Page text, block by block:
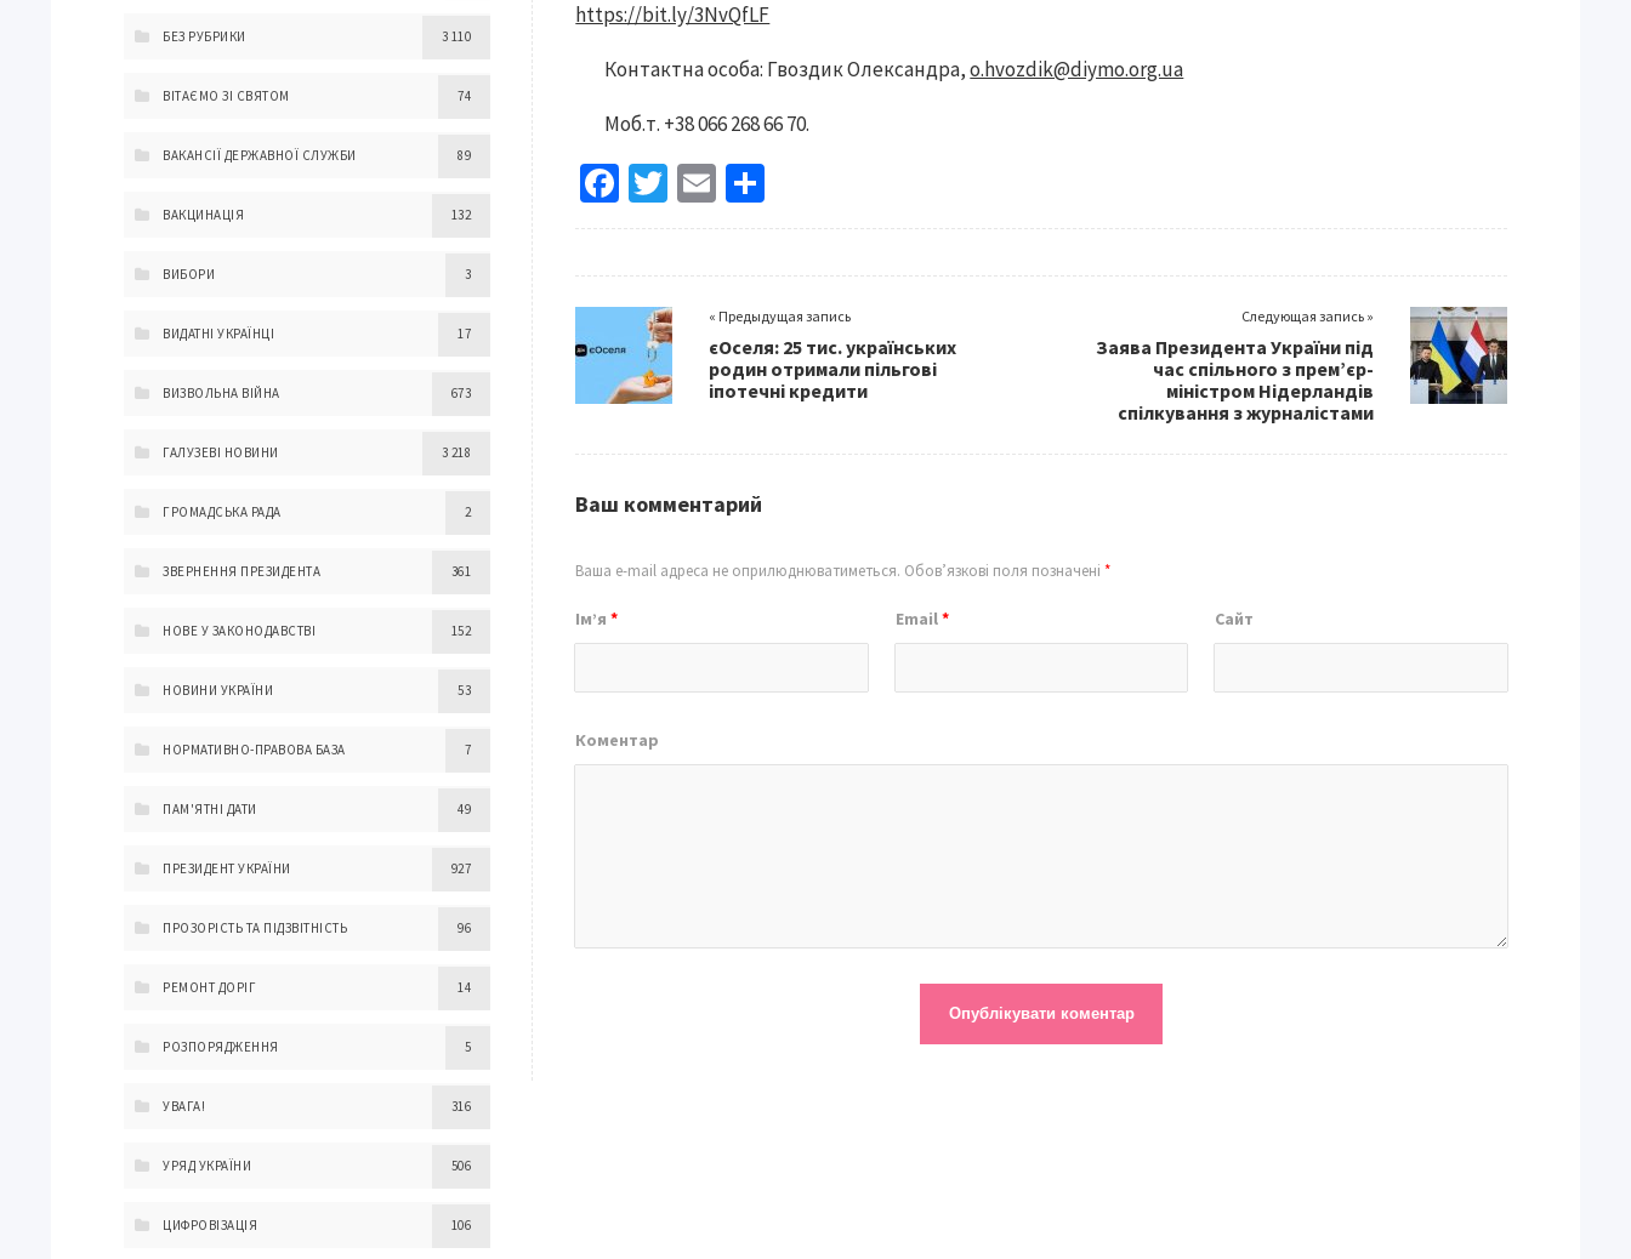
https://bit.ly/3NvQfLF
Контактна особа: Гвоздик Олександра,o.hvozdik@diymo.org.ua
Моб.т. +38 066 268 66 70.
Fa
ce
o
o
k
T
wi
er
E
m
l
h
« Предыдущая запись
єОселя: 25 тис. українських
родин отримали пільгові
іпотечні кредити
Следующая запись »
Заява Президента України під
час спільного з прем’єр-
міністром Нідерландів
спілкування з журналістами
Ваш комментарий
Ваша e-mail адреса не оприлюднюватиметься. Обов’язкові поля позначені*
Ім’я* Email* Сайт
Коментар
БЕЗ РУБРИКИ 3 110
ВІТАЄМО ЗІ СВЯТОМ 74
ВАКАНСІЇ ДЕРЖАВНОЇ СЛУЖБИ 89
ВАКЦИНАЦІЯ 132
ВИБОРИ 3
ВИДАТНІ УКРАЇНЦІ 17
ВИЗВОЛЬНА ВІЙНА 673
ГАЛУЗЕВІ НОВИНИ 3 218
ГРОМАДСЬКА РАДА 2
ЗВЕРНЕННЯ ПРЕЗИДЕНТА 361
НОВЕ У ЗАКОНОДАВСТВІ 152
НОВИНИ УКРАЇНИ 53
НОРМАТИВНО-ПРАВОВА БАЗА 7
ПАМ'ЯТНІ ДАТИ 49
ПРЕЗИДЕНТ УКРАЇНИ 927
ПРОЗОРІСТЬ ТА ПІДЗВІТНІСТЬ 96
РЕМОНТ ДОРІГ 14
РОЗПОРЯДЖЕННЯ 5
УВАГА! 316
УРЯД УКРАЇНИ 506
ЦИФРОВІЗАЦІЯ 106